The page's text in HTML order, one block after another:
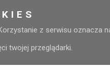
z serwisu oznacza
twojej przeglądarki.